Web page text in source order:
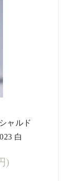
ャルド
白
)